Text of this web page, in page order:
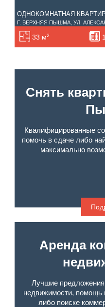
ОДНОКОМНАТНАЯ
Г. ВЕРХНЯЯ ПЫШМА, УЛ.
33 м2
Снять
Квалифицированные
помочь в сдаче либо
максимально
Аренда
Лучшие
недвижимости, помощь
либо поиске